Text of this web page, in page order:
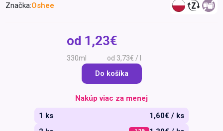
Drogéria a kozmetika
Domácnosť a kancelária
Domáci miláčikovia
Lekáreň
Značka:Oshee
od 1,23€
330ml od 3,73€ / l
Do košíka
Nakúp viac za menej
1 ks
1,60€ / ks